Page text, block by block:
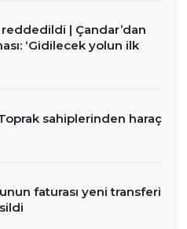
| Çandar’dan
‘Gidilecek yolun ilk
sahiplerinden haraç
faturası yeni transferi